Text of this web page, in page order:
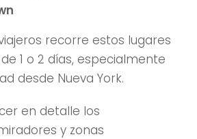
recorre estos lugares
1 o 2 días, especialmente
desde Nueva York.
en detalle los
y zonas